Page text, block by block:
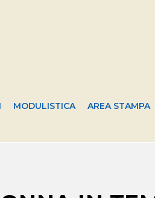
MODULISTICA AREA STAMPA